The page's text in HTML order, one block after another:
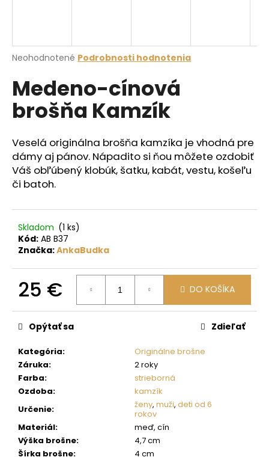
Priemerné
produktu
je
0,0
hviezdičiek.
Neohodnotené Podrobnosti hodnotenia
Medeno-cínová
brošňa Kamzík
Veselá originálna brošňa kamzíka je vhodná pre
dámy aj pánov. Nápadito si ňou môžete ozdobiť
Váš obľúbený klobúk, šatku, kabát, vestu, košeľu
či batoh.
Skladom (1 ks)
Kód: AB B37
Značka:AnkaBudka
25 €
cena:
DO KOŠÍKA
Kategória:
Originálne brošne
Záruka:
2 roky
Farba:
strieborná
Ozdoba:
kamzík
Určenie: ženy, muži, deti od 6
rokov
Materiál:
meď, cín
Výška brošne:
4,7 cm
Šírka brošne:
4 cm
Opýtať sa Zdieľať
s
ť
?
HĽADAŤ
O
d
o
ú
č
a
m
e